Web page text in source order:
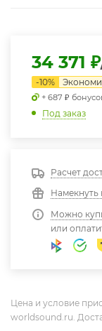
34 371 ₽
-10%
+ 687 ₽
Под заказ
Расчет
Намекнуть
Можно
или
Цена и условие
worldsound.ru.